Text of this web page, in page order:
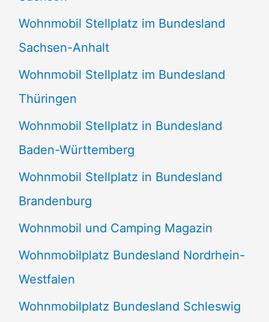
Wohnmobil Stellplatz im Bundesland
Sachsen-Anhalt
Wohnmobil Stellplatz im Bundesland
Thüringen
Wohnmobil Stellplatz in Bundesland
Baden-Württemberg
Wohnmobil Stellplatz in Bundesland
Brandenburg
Wohnmobil und Camping Magazin
Wohnmobilplatz Bundesland Nordrhein-
Westfalen
Wohnmobilplatz Bundesland Schleswig